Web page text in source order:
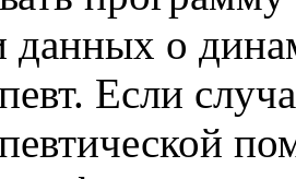
данных о
Если